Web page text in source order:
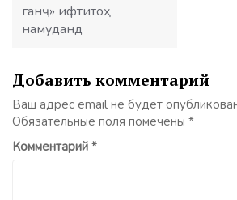
ганҷ» ифтитоҳ
намуданд
Добавить комментарий
Ваш адрес email не будет
Обязательные поля помечены *
Комментарий *